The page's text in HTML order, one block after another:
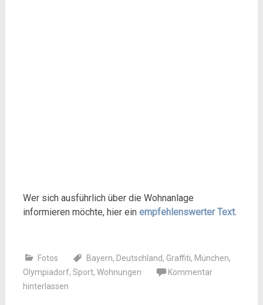
Wer sich ausführlich über die Wohnanlage
informieren möchte, hier ein empfehlenswerter Text.
Fotos Bayern, Deutschland, Graffiti, München,
Olympiadorf, Sport, Wohnungen
Kommentar
hinterlassen